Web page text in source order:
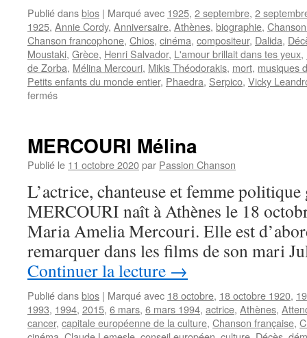
Publié dansbios | Marqué avec 1925, 2 septembre, 2
1925, Annie Cordy, Anniversaire, Athènes, biographie,
Chanson francophone, Chios, cinéma, compositeur, Dalida,
Moustaki, Grèce, Henri Salvador, L'amour brillait dans tes yeux,
de Zorba, Mélina Mercouri, Mikis Théodorakis, mort, musiques
Petits enfants du monde entier, Phaedra, Serpico, Vicky
ferméssur
MERCOURI Mélina
Publié le 11 octobre 2020par Passion Chanson
L’actrice, chanteuse et femme
MERCOURI naît à Athènes le 18
Maria Amelia Mercouri. Elle est
remarquer dans les films de son mari
Continuer la lecture →
Publié dansbios | Marqué avec 18 octobre, 18 octobre 1920,
1993, 1994, 2015, 6 mars, 6 mars 1994, actrice, Athènes,
cancer, capitale européenne de la culture, Chanson française,